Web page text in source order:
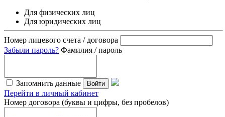
Для физических лиц
Для юридических лиц
Номер лицевого счета / договора
Забыли пароль? Фамилия / пароль
Запомнить данные Войти
Перейти в личный кабинет
Номер договора (буквы и цифры, без пробелов)